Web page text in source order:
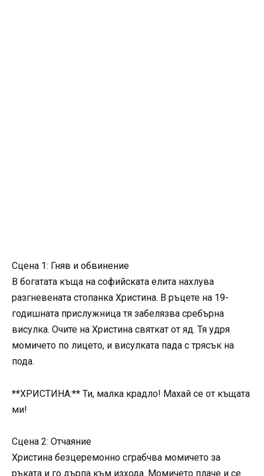
Сцена 1: Гняв и обвинение
В богатата къща на софийската елита нахлува
разгневената стопанка Христина. В ръцете на 19-
годишната прислужница тя забелязва сребърна
висулка. Очите на Христина святкат от яд. Тя удря
момичето по лицето, и висулката пада с трясък на
пода.
**ХРИСТИНА:** Ти, малка крадло! Махай се от къщата
ми!
Сцена 2: Отчаяние
Христина безцеремонно сграбчва момичето за
ръката и го дърпа към изхода. Момичето плаче и се